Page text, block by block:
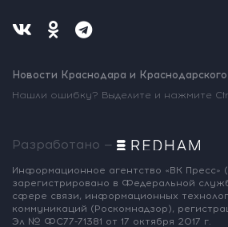
Новости Краснодара и
Нашли ошибку? Выделите и нажмите
Разработано —
Информационное агентство «ВК Пресс»
зарегистрировано в Федеральной
сфере связи, информационных
коммуникаций (Роскомнадзор),
Эл № ФС77-71381 от 17 октября 2017 г.